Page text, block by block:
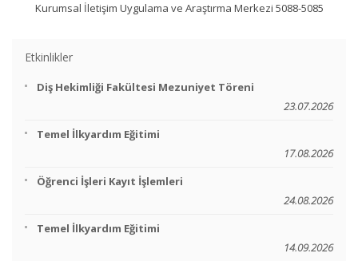
Kurumsal İletişim Uygulama ve Araştırma Merkezi 5088-5085
Etkinlikler
Diş Hekimliği Fakültesi Mezuniyet Töreni
23.07.2026
Temel İlkyardım Eğitimi
17.08.2026
Öğrenci İşleri Kayıt İşlemleri
24.08.2026
Temel İlkyardım Eğitimi
14.09.2026